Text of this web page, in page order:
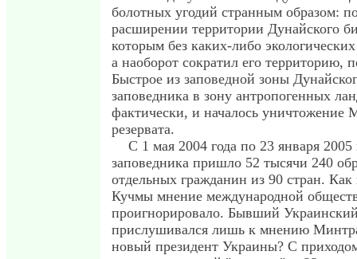
болотных угодий странным образом:
расширении территории Дунайского
которым без каких-либо
а наоборот сократил его территорию,
Быстрое из заповедной зоны
заповедника в зону антропогенных
фактически, и началось уничтожение
резервата.
С 1 мая 2004 года по 23 января
заповедника пришло 52 тысячи 240
отдельных гражданин из 90 стран. Как
Кучмы мнение международной
проигнорировало. Бывший
прислушивался лишь к мнению
новый президент Украины? С